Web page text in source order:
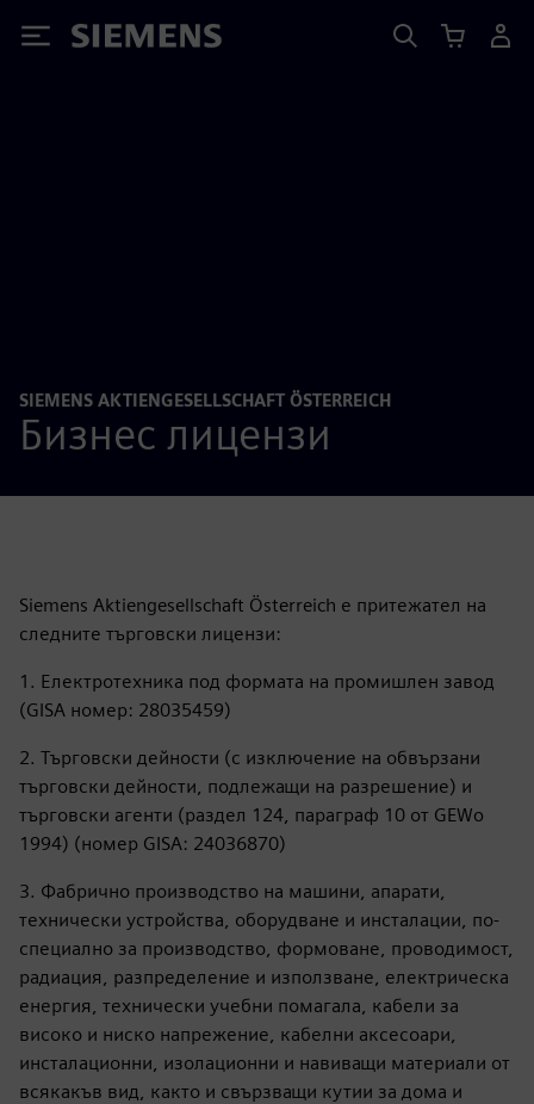
Siemens
SIEMENS AKTIENGESELLSCHAFT ÖSTERREICH
Бизнес лицензи
Siemens Aktiengesellschaft Österreich е притежател на
следните търговски лицензи:
1. Електротехника под формата на промишлен завод
(GISA номер: 28035459)
2. Търговски дейности (с изключение на обвързани
търговски дейности, подлежащи на разрешение) и
търговски агенти (раздел 124, параграф 10 от GEWo
1994) (номер GISA: 24036870)
3. Фабрично производство на машини, апарати,
технически устройства, оборудване и инсталации, по-
специално за производство, формоване, проводимост,
радиация, разпределение и използване, електрическа
енергия, технически учебни помагала, кабели за
високо и ниско напрежение, кабелни аксесоари,
инсталационни, изолационни и навиващи материали от
всякакъв вид, както и свързващи кутии за дома и